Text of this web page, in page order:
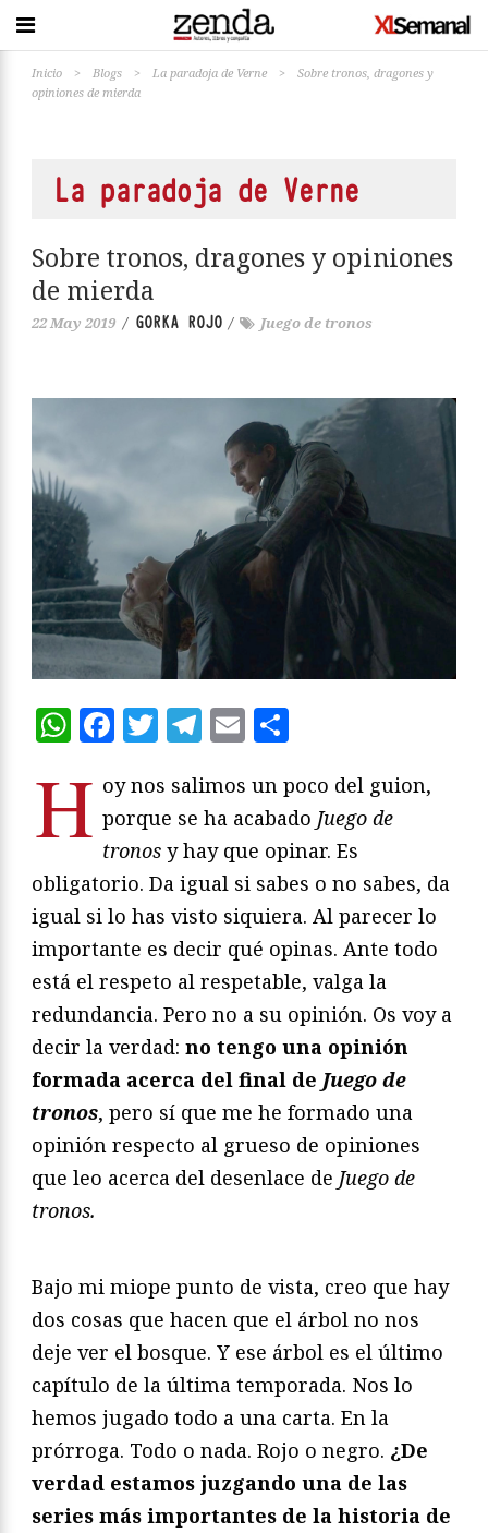
Inicio > Blogs > La paradoja de Verne >
Sobre tronos, dragones y
opiniones de mierda
La paradoja de Verne
Sobre tronos, dragones y opiniones
de mierda
22 May 2019 / GORKA ROJO / Juego de tronos
WhatsApp
Facebook
Twitter
Telegram
Email
H oy nos salimos un poco del guion,
porque se ha acabado Juego de
tronos y hay que opinar. Es
obligatorio. Da igual si sabes o no sabes, da
igual si lo has visto siquiera. Al parecer lo
importante es decir qué opinas. Ante todo
está el respeto al respetable, valga la
redundancia. Pero no a su opinión. Os voy a
decir la verdad: no tengo una opinión
formada acerca del final de Juego de
tronos, pero sí que me he formado una
opinión respecto al grueso de opiniones
que leo acerca del desenlace de Juego de
tronos.
Bajo mi miope punto de vista, creo que hay
dos cosas que hacen que el árbol no nos
deje ver el bosque. Y ese árbol es el último
capítulo de la última temporada. Nos lo
hemos jugado todo a una carta. En la
prórroga. Todo o nada. Rojo o negro. ¿De
verdad estamos juzgando una de las
series más importantes de la historia de